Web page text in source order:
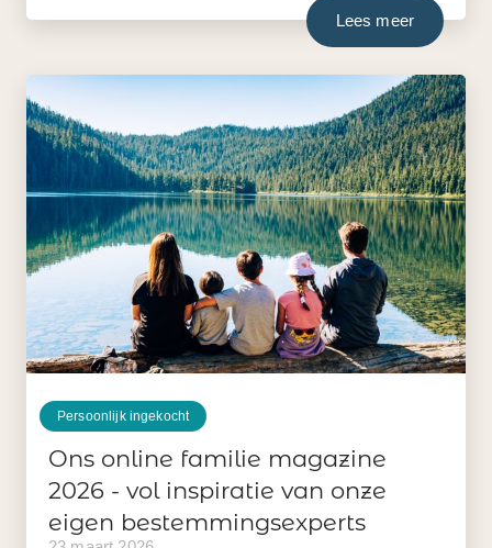
Lees meer
Persoonlijk ingekocht
Ons online familie magazine
2026 - vol inspiratie van onze
eigen bestemmingsexperts